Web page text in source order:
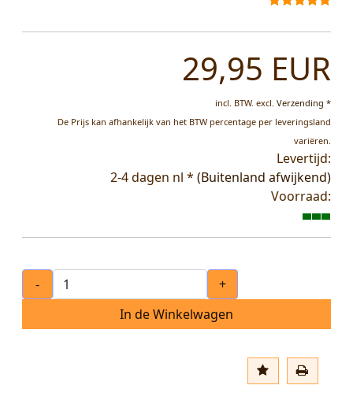
29,95 EUR
incl. BTW. excl. Verzending *
De Prijs kan afhankelijk van het BTW percentage per leveringsland
variëren.
Levertijd:
2-4 dagen nl * (Buitenland afwijkend)
Voorraad:
-
+
In de Winkelwagen